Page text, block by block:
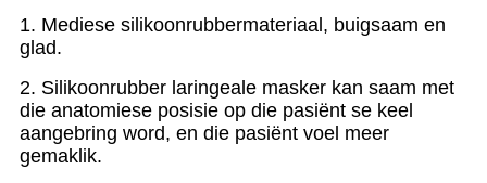
1. Mediese silikoonrubbermateriaal, buigsaam en
glad.
2. Silikoonrubber laringeale masker kan saam met
die anatomiese posisie op die pasiënt se keel
aangebring word, en die pasiënt voel meer
gemaklik.